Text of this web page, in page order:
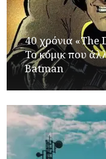
40 χρόνια
Το κόμικ που
Batman